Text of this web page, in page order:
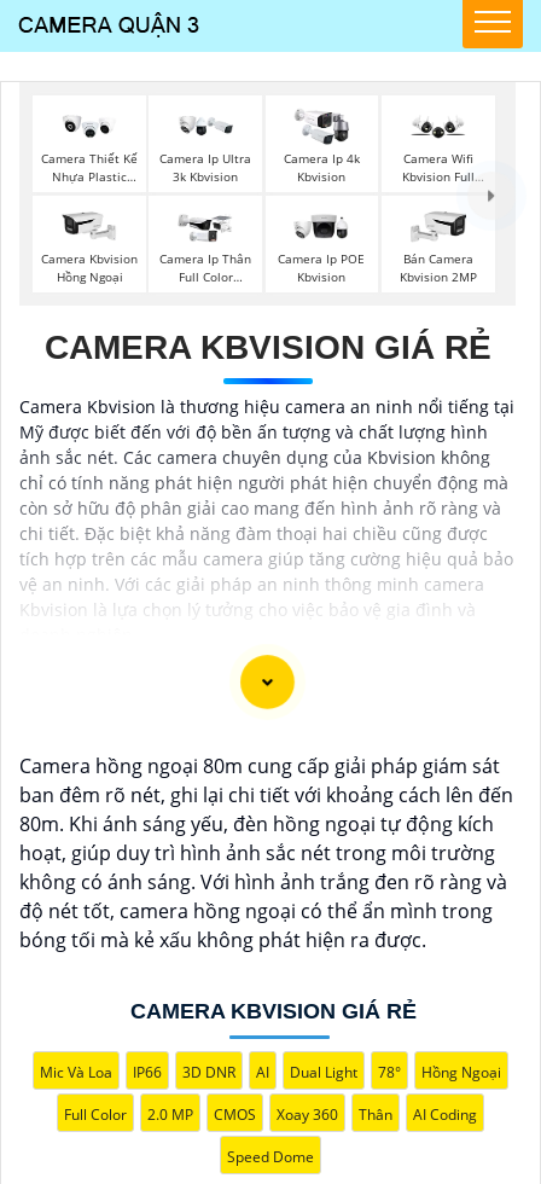
Camera Thiết Kế
Nhựa Plastic
Camera Ip Ultra
3k Kbvision
Camera Ip 4k
Kbvision
Camera Wifi
Kbvision Full
Camera Kbvision
Hồng Ngoại
Camera Ip Thân
Full Color
Camera Ip POE
Kbvision
Bán Camera
Kbvision 2MP
CAMERA KBVISION GIÁ RẺ
Camera Kbvision là thương hiệu camera an ninh nổi tiếng tại
Mỹ được biết đến với độ bền ấn tượng và chất lượng hình
ảnh sắc nét. Các camera chuyên dụng của Kbvision không
chỉ có tính năng phát hiện người phát hiện chuyển động mà
còn sở hữu độ phân giải cao mang đến hình ảnh rõ ràng và
chi tiết. Đặc biệt khả năng đàm thoại hai chiều cũng được
tích hợp trên các mẫu camera giúp tăng cường hiệu quả bảo
vệ an ninh. Với các giải pháp an ninh thông minh camera
Kbvision là lựa chọn lý tưởng cho việc bảo vệ gia đình và
Chào bạn, dưới đây là một số câu giới thiệu cho việc
mua Camera Kbvision với chiết khấu cao và giải pháp
phù hợp trong ngữ cảnh của một đại lý công nghệ:
🛃1:"Chào anh/chị! Bạn đang tìm kiếm Camera
Kbvision với chiết khấu hấp dẫn? Hãy đến với chúng
tôi để nhận ưu đãi đặc biệt và được tư vấn về giải
pháp chính xác nhất cho nhu cầu an ninh của bạn!"
và giải pháp phù hợp? Liên hệ ngay với chúng tôi để
được hỗ trợ tốt nhất từ đội ngũ chuyên gia có kinh
nghiệm!"
️🥈3:"Chúng tôi cam kết cung cấp Camera Kbvision
chính hãng với chiết khấu cao nhất trên thị trường.
Hãy đến với chúng tôi để trải nghiệm dịch vụ tốt nhất
và nhận được sự tư vấn chuyên nghiệp về giải pháp an
Camera hồng ngoại 80m cung cấp giải pháp giám sát
ban đêm rõ nét, ghi lại chi tiết với khoảng cách lên đến
80m. Khi ánh sáng yếu, đèn hồng ngoại tự động kích
hoạt, giúp duy trì hình ảnh sắc nét trong môi trường
không có ánh sáng. Với hình ảnh trắng đen rõ ràng và
độ nét tốt, camera hồng ngoại có thể ẩn mình trong
bóng tối mà kẻ xấu không phát hiện ra được.
CAMERA KBVISION GIÁ RẺ
Mic Và Loa IP66 3D DNR AI Dual Light 78° Hồng Ngoại
Full Color 2.0 MP CMOS Xoay 360 Thân AI Coding
Speed Dome